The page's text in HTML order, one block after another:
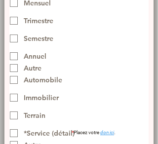
Mensuel
Trimestre
Semestre
Annuel
Autre
Automobile
Immobilier
Terrain
*Service (détail)
*Placez votredon ici.